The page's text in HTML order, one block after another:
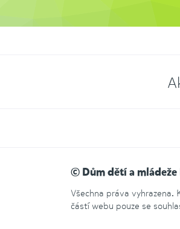
© Dům dětí a mládeže
Všechna práva
částí webu pouze se